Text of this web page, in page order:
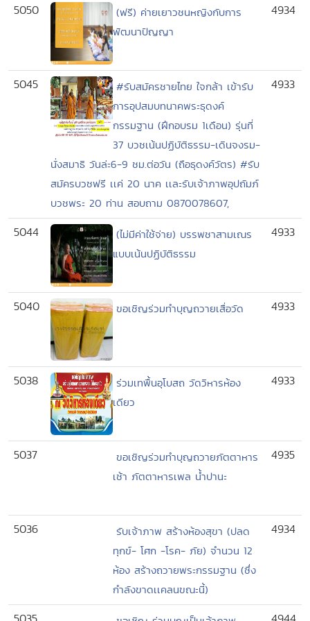
5050
(ฟรี) ค่ายเยาวชนหญิงกับการ
พัฒนาปัญญา
4934
5045
#รับสมัครชายไทย ใจกล้า เข้ารับ
การอุปสมบทนาคพระธุดงค์
กรรมฐาน (ฝึกอบรม 1เดือน) รุ่นที่
37 บวชเน้นปฏิบัติธรรม-เดินจงรม-
นั่งสมาธิ วันล่ะ6-9 ชม.ต่อวัน (ถือธุดงค์วัตร) #รับ
สมัครบวชฟรี เเค่ 20 นาค เเละรับเจ้าภาพอุปถัมภ์
บวชพระ 20 ท่าน สอบถาม 0870078607,
4933
5044
(ไม่มีค่าใช้จ่าย) บรรพชาสามเณร
แบบเน้นปฏิบัติธรรม
4933
5040 ขอเชิญร่วมทำบุญถวายเสื่อวัด 4933
5038
ร่วมเทพื้นอุโบสถ วัดวิหารห้อง
เดียว
4933
5037
ขอเชิญร่วมทำบุญถวายภัตตาหาร
เช้า ภัตตาหารเพล น้ำปานะ
4935
5036
รับเจ้าภาพ สร้างห้องสุขา (ปลด
ทุกข์- โศก -โรค- ภัย) จำนวน 12
ห้อง สร้างถวายพระกรรมฐาน (ซึ่ง
กำลังขาดเเคลนขณะนี้)
4934